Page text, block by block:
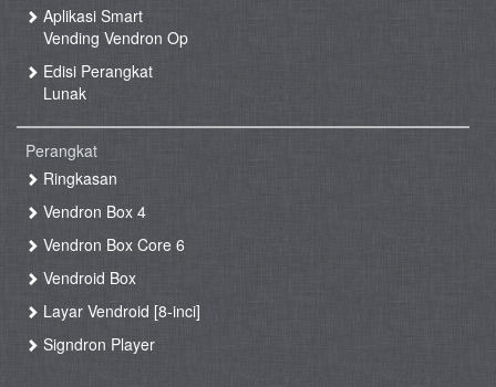
Aplikasi Smart
Vending Vendron Op
Edisi Perangkat
Lunak
Perangkat
Ringkasan
Vendron Box 4
Vendron Box Core 6
Vendroid Box
Layar Vendroid [8-inci]
Signdron Player